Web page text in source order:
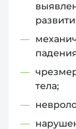
тела;